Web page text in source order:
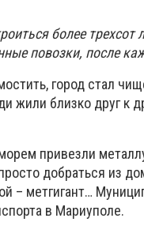
более
повозки, после
город стал
жили близко друг к
привезли
добраться из
– метгигант…
в Мариуполе.